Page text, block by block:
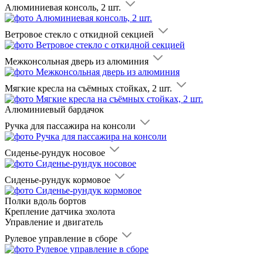
Алюминиевая консоль, 2 шт.
Ветровое стекло с откидной секцией
Межконсольная дверь из алюминия
Мягкие кресла на съёмных стойках, 2 шт.
Алюминиевый бардачок
Ручка для пассажира на консоли
Сиденье-рундук носовое
Сиденье-рундук кормовое
Полки вдоль бортов
Крепление датчика эхолота
Управление и двигатель
Рулевое управление в сборе